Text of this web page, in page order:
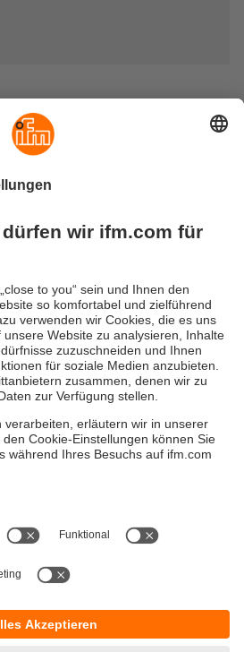
dienen zur
frühzeitig zu
umfasst Schwingungstransmitter,
Beschleunigungssensoren und
und Unwucht an
Maschinenteilen.
in Kombination mit einer
zur umfassenden
großer Antriebe.
Responsible Disclosure
Cookies